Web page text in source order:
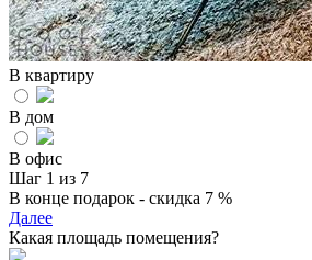
В квартиру
В дом
В офис
Шаг 1 из 7
В конце подарок - скидка 7 %
Далее
Какая площадь помещения?